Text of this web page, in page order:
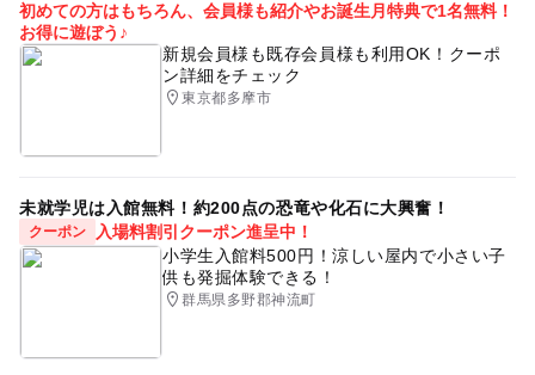
初めての方はもちろん、会員様も紹介やお誕生月特典で1名無料！
お得に遊ぼう♪
新規会員様も既存会員様も利用OK！クーポ
ン詳細をチェック
東京都多摩市
未就学児は入館無料！約200点の恐竜や化石に大興奮！
クーポン
入場料割引クーポン進呈中！
小学生入館料500円！涼しい屋内で小さい子
供も発掘体験できる！
群馬県多野郡神流町